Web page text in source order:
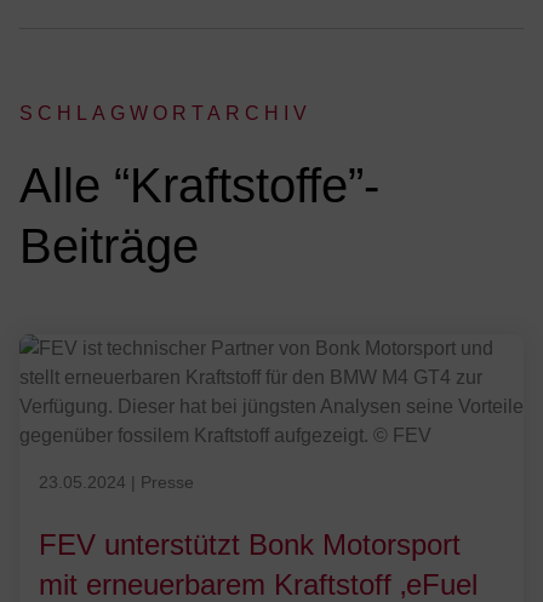
SCHLAGWORTARCHIV
:
Alle “Kraftstoffe”-
Beiträge
FEV ist technischer Partner von Bonk Motorsport und stellt
Veröffentlicht am 23.05.2024
23.05.2024 | Presse
FEV unterstützt Bonk Motorsport
mit erneuerbarem Kraftstoff ‚eFuel